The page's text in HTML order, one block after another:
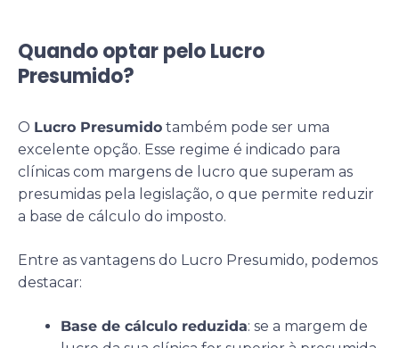
Quando optar pelo Lucro
Presumido?
O Lucro Presumido também pode ser uma
excelente opção. Esse regime é indicado para
clínicas com margens de lucro que superam as
presumidas pela legislação, o que permite reduzir
a base de cálculo do imposto.
Entre as vantagens do Lucro Presumido, podemos
destacar:
Base de cálculo reduzida: se a margem de